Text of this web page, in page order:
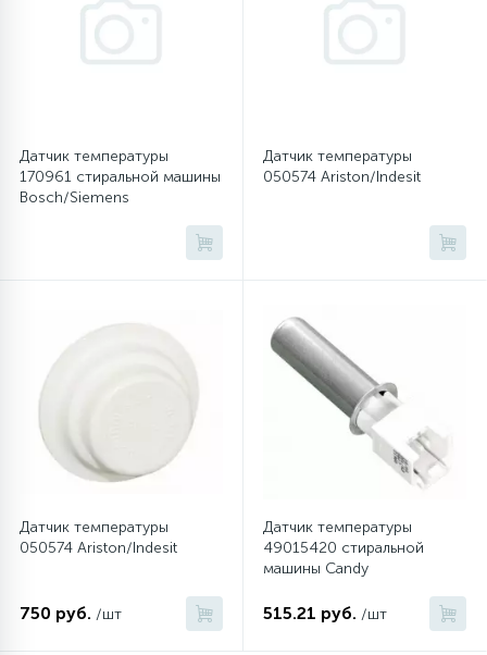
Датчик температуры
170961 стиральной машины
Bosch/Siemens
Датчик температуры
050574 Ariston/Indesit
Датчик температуры
050574 Ariston/Indesit
750 руб. /шт
Датчик температуры
49015420 стиральной
машины Candy
515.21 руб. /шт